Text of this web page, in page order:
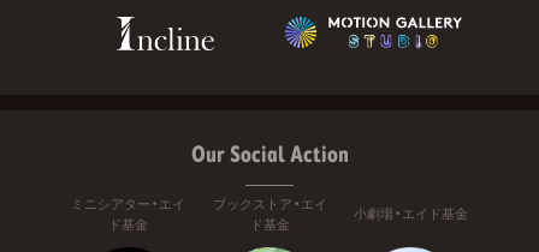
Our Social Action
ミニシアター・エイ
ド基金
ブックストア・エイ
ド基金
小劇場・エイド基金